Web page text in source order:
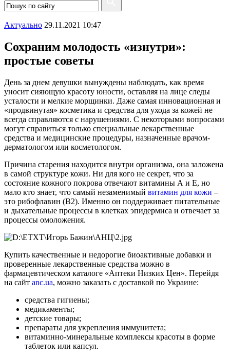
Актуально 29.11.2021 10:47
Сохраним молодость «изнутри»:
простые советы
День за днем девушки вынуждены наблюдать, как время
уносит сияющую красоту юности, оставляя на лице следы
усталости и мелкие морщинки. Даже самая инновационная и
«продвинутая» косметика и средства для ухода за кожей не
всегда справляются с нарушениями. С некоторыми вопросами
могут справиться только специальные лекарственные
средства и медицинские процедуры, назначенные врачом-
дерматологом или косметологом.
Причина старения находится внутри организма, она заложена
в самой структуре кожи. Ни для кого не секрет, что за
состояние кожного покрова отвечают витамины А и Е, но
мало кто знает, что самый незаменимый витамин для кожи –
это рибофлавин (В2). Именно он поддерживает питательные
и дыхательные процессы в клетках эпидермиса и отвечает за
процессы омоложения.
Купить качественные и недорогие биоактивные добавки и
проверенные лекарственные средства можно в
фармацевтическом каталоге «Аптеки Низких Цен». Перейдя
на сайт anc.ua, можно заказать с доставкой по Украине:
средства гигиены;
медикаменты;
детские товары;
препараты для укрепления иммунитета;
витаминно-минеральные комплексы красоты в форме
таблеток или капсул.